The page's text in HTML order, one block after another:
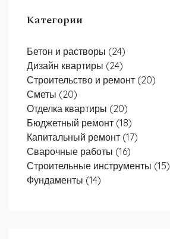
Категории
Бетон и растворы (24)
Дизайн квартиры (24)
Строительство и ремонт (20)
Сметы (20)
Отделка квартиры (20)
Бюджетный ремонт (18)
Капитальный ремонт (17)
Сварочные работы (16)
Строительные инструменты (15)
Фундаменты (14)